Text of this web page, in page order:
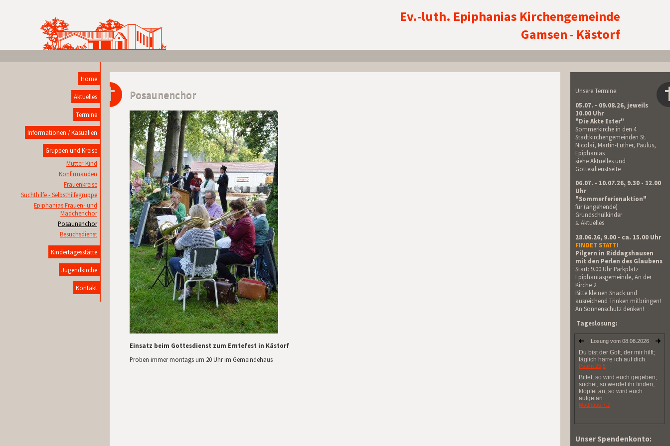
Ev.-luth. Epiphanias Kirchengemeinde
Gamsen - Kästorf
Home
Aktuelles
Termine
Informationen / Kasualien
Gruppen und Kreise
Mutter-Kind
Konfirmanden
Frauenkreise
Suchthilfe - Selbsthilfegruppe
Epiphanias Frauen- und
Mädchenchor
Posaunenchor
Besuchsdienst
Kindertagesstätte
Jugendkirche
Kontakt
Unsere Termine:
05.07. - 09.08.26, jeweils
10.00 Uhr
"Die Akte Ester"
Sommerkirche in den 4
Stadtkirchengemeinden St.
Nicolai, Martin-Luther, Paulus,
Epiphanias
siehe Aktuelles und
Gottesdienstseite
06.07. - 10.07.26, 9.30 - 12.00
Uhr
"Sommerferienaktion"
für (angehende)
Grundschulkinder
s. Aktuelles
28.06.26, 9.00 - ca. 15.00 Uhr
FINDET STATT!
Pilgern in Riddagshausen
mit den Perlen des Glaubens
Start: 9.00 Uhr Parkplatz
Epiphaniasgemeinde, An der
Kirche 2
Bitte kleinen Snack und
ausreichend Trinken mitbringen!
An Sonnenschutz denken!
Tageslosung:
Unser Spendenkonto:
Posaunenchor
Einsatz beim Gottesdienst zum Erntefest in Kästorf
Proben immer montags um 20 Uhr im Gemeindehaus